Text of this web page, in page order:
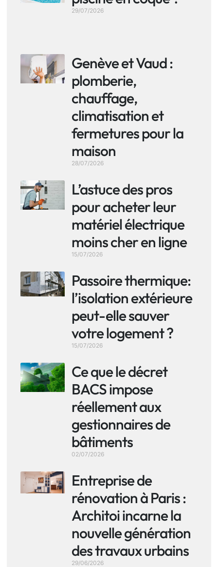
29/07/2026
Genève et Vaud :
plomberie,
chauffage,
climatisation et
fermetures pour la
maison
28/07/2026
L’astuce des pros
pour acheter leur
matériel électrique
moins cher en ligne
15/07/2026
Passoire thermique:
l’isolation extérieure
peut-elle sauver
votre logement ?
15/07/2026
Ce que le décret
BACS impose
réellement aux
gestionnaires de
bâtiments
02/07/2026
Entreprise de
rénovation à Paris :
Architoi incarne la
nouvelle génération
des travaux urbains
29/06/2026